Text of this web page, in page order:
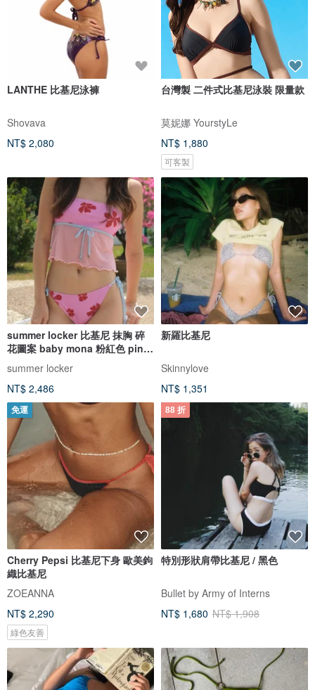
LANTHE 比基尼泳褲
Shovava
NT$ 2,080
台灣製 二件式比基尼泳裝 限量款
莫妮娜 YourstyLe
NT$ 1,880
可客製
summer locker 比基尼 抹胸 碎
花圖案 baby mona 粉紅色 pink
summer locker
NT$ 2,486
新羅比基尼
Skinnylove
NT$ 1,351
免運
Cherry Pepsi 比基尼下身 歐美鉤
織比基尼
ZOEANNA
NT$ 2,290
綠色友善
88 折
特別形狀肩帶比基尼 / 黑色
Bullet by Army of Interns
NT$ 1,680 NT$ 1,908